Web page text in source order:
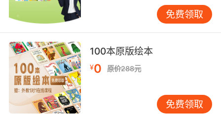
乐和韵律加深记忆。例如，编写一首关于季节变
化的歌曲：The weather gets colder, the
leaves turn golder. 故事创作：鼓励学生创作包
含连系动词的短篇故事，通过故事情节理解连系
动词的用法。例如：Once upon a time, there
was a princess who became a queen. 视觉辅
助：使用图片和图表帮助学生直观理解连系动词
的意义。例如，展示不同表情的图片，让学生描
述：She looks happy.（她看起来很开心。） 常
免费领取
100本原版绘本
¥0 原价288元
免费领取